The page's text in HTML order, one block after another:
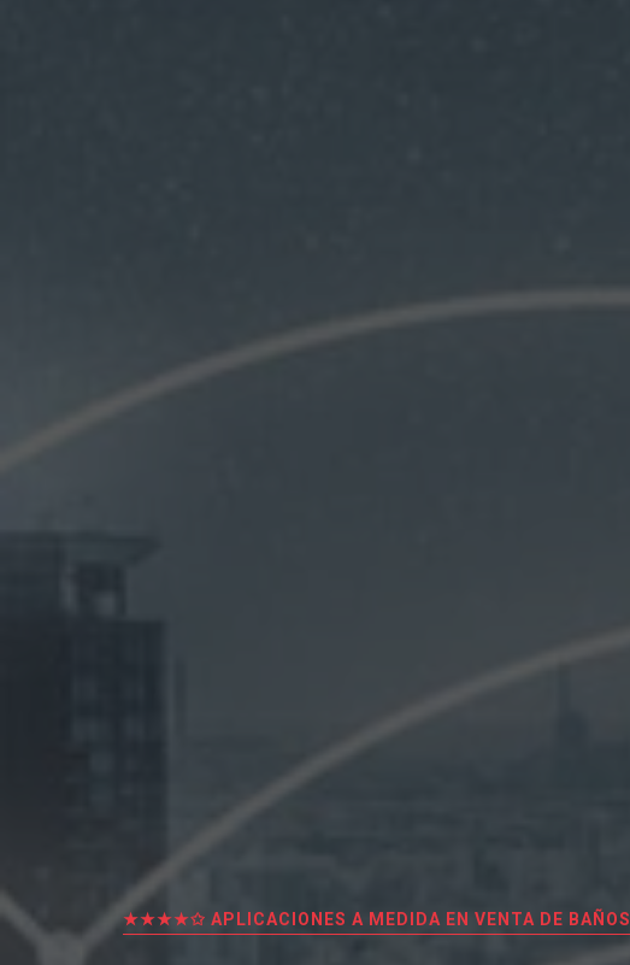
★★★★✩ APLICACIONES A MEDIDA EN VENTA DE BAÑOS